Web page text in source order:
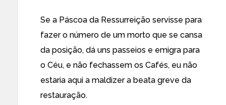
Se a Páscoa da Ressurreição servisse para
fazer o número de um morto que se cansa
da posição, dá uns passeios e emigra para
o Céu, e não fechassem os Cafés, eu não
estaria aqui a maldizer a beata greve da
restauração.